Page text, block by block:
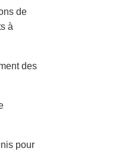
de
à
des
pour